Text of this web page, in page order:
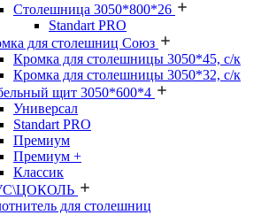
Столешница 3050*800*26
Standart PRO
для столешниц Союз
Кромка для столешницы 3050*45, с/к
Кромка для столешницы 3050*32, с/к
щит 3050*600*4
Универсал
Standart PRO
Премиум
Премиум +
Классик
для столешниц